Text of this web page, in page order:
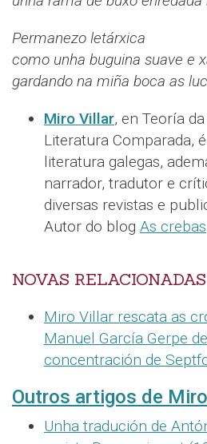
Permanezo letárxica
como unha buguina suave e
gardando na miña boca as
Miro Villar, en Teoría
Literatura Comparada,
literatura galegas,
narrador, tradutor e
diversas revistas e
Autor do blog As crebas
NOVAS RELACIONADAS
Miro Villar rescata as
Manuel García Gerpe
concentración de
Outros artigos de
Unha tradución de